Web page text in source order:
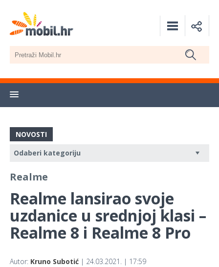
NOVOSTI
Realme
Realme lansirao svoje
uzdanice u srednjoj klasi –
Realme 8 i Realme 8 Pro
Autor: Kruno Subotić | 24.03.2021. | 17:59